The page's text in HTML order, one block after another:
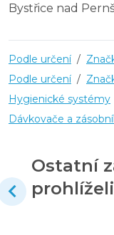
Bystřice nad
Podle určení /
Podle určení /
Hygienické systémy
Dávkovače a
Ostatní
prohlíželi